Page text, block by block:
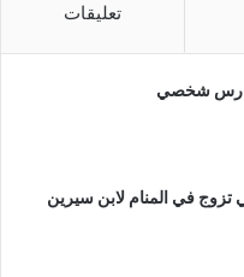
تعليقات
شخصي
تزوج في المنام لابن سيرين